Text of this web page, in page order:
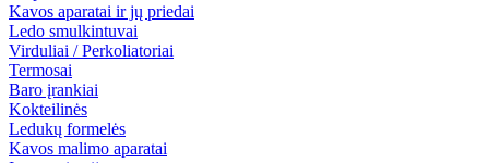
Kavos aparatai ir jų priedai
Ledo smulkintuvai
Virduliai / Perkoliatoriai
Termosai
Baro įrankiai
Kokteilinės
Ledukų formelės
Kavos malimo aparatai